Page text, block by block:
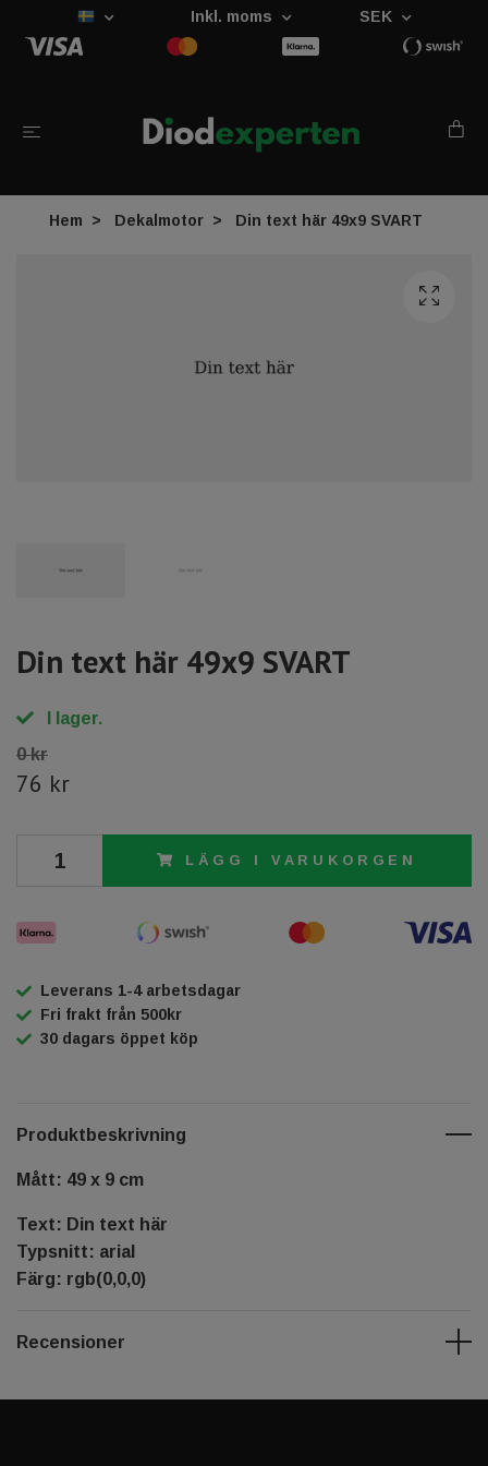
Inkl. moms SEK
Hem Dekalmotor Din text här 49x9 SVART
Din text här 49x9 SVART
I lager.
0 kr
76 kr
LÄGG I VARUKORGEN
Leverans 1-4 arbetsdagar
Fri frakt från 500kr
30 dagars öppet köp
Produktbeskrivning
Mått: 49 x 9 cm
Text: Din text här
Typsnitt: arial
Färg: rgb(0,0,0)
Recensioner